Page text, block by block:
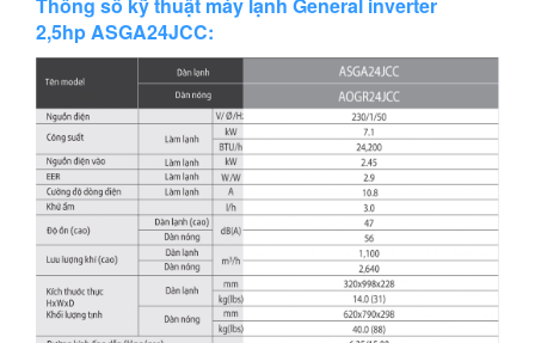
2,5hp ASGA24JCC: